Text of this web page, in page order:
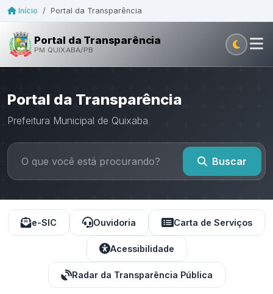
Início / Portal da Transparência
Portal da Transparência
PM QUIXABA/PB
Portal da Transparência
Prefeitura Municipal de Quixaba
Buscar
e-SIC Ouvidoria Carta de Serviços
Acessibilidade
Radar da Transparência Pública